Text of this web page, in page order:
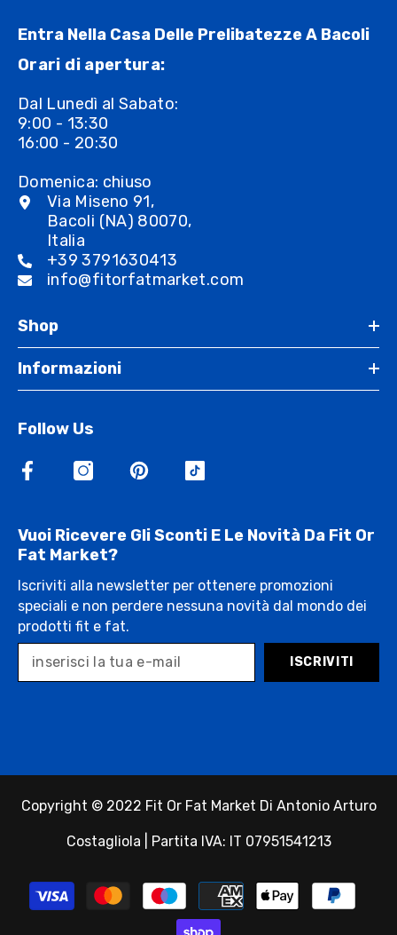
Entra Nella Casa Delle Prelibatezze A Bacoli
Orari di apertura:
Dal Lunedì al Sabato:
9:00 - 13:30
16:00 - 20:30
Domenica: chiuso
Via Miseno 91,
Bacoli (NA) 80070,
Italia
+39 3791630413
info@fitorfatmarket.com
Shop
Informazioni
Follow Us
Vuoi Ricevere Gli Sconti E Le Novità Da Fit Or
Fat Market?
Iscriviti alla newsletter per ottenere promozioni
speciali e non perdere nessuna novità dal mondo dei
prodotti fit e fat.
ISCRIVITI
Copyright © 2022 Fit Or Fat Market Di Antonio Arturo
Costagliola | Partita IVA: IT 07951541213
Payment
methods